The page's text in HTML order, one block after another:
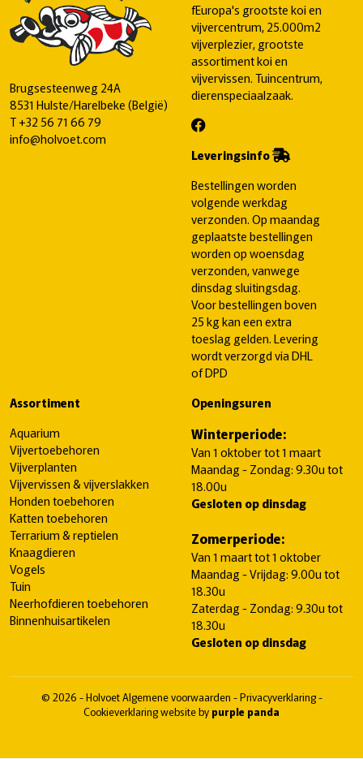
Brugsesteenweg 24A
8531 Hulste/Harelbeke (België)
T+32 56 71 66 79
info@holvoet.com
fEuropa's grootste koi en
vijvercentrum, 25.000m2
vijverplezier, grootste
assortiment koi en
vijvervissen. Tuincentrum,
dierenspeciaalzaak.
Leveringsinfo
Bestellingen worden
volgende werkdag
verzonden. Op maandag
geplaatste bestellingen
worden op woensdag
verzonden, vanwege
dinsdag sluitingsdag.
Voor bestellingen boven
25 kg kan een extra
toeslag gelden. Levering
wordt verzorgd via DHL
of DPD
Assortiment
Aquarium
Vijvertoebehoren
Vijverplanten
Vijvervissen & vijverslakken
Honden toebehoren
Katten toebehoren
Terrarium & reptielen
Knaagdieren
Vogels
Tuin
Neerhofdieren toebehoren
Binnenhuisartikelen
Openingsuren
Winterperiode:
Van 1 oktober tot 1 maart
Maandag - Zondag: 9.30u tot
18.00u
Gesloten op dinsdag
Zomerperiode:
Van 1 maart tot 1 oktober
Maandag - Vrijdag: 9.00u tot
18.30u
Zaterdag - Zondag: 9.30u tot
18.30u
Gesloten op dinsdag
© 2026 - HolvoetAlgemene voorwaarden -Privacyverklaring-
Cookieverklaringwebsite by purple panda